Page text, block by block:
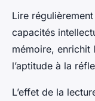
Lire
capacités
mémoire, enrichit
l’aptitude à la
L’effet de la